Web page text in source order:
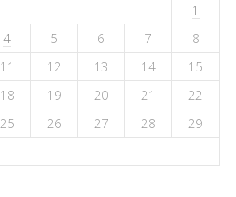
1
4 5 6 7
8
11 12 13 14
15
18 19 20 21
22
25 26 27 28
29